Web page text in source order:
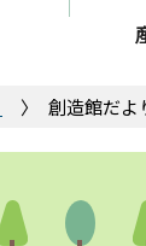
創造館だよ